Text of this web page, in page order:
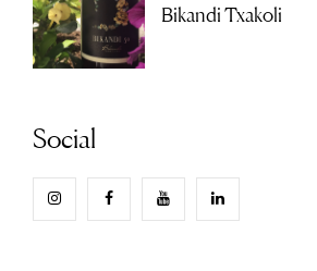
Bikandi Txakoli
Social